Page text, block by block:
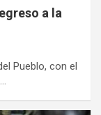
a la
Pueblo, con el